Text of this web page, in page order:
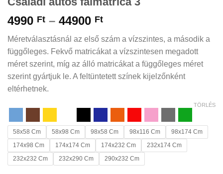
4990 Ft – 44900 FtÁrtartomány:
4990 Ft
-
44900 Ft
Méretválasztásnál az első szám a vízszintes, a második a
függőleges. Fekvő matricákat a vízszintesen megadott
méret szerint, míg az álló matricákat a függőleges méret
szerint gyártjuk le. A feltüntetett színek kijelzőnként
eltérhetnek.
58x58 Cm 58x98 Cm 98x58 Cm 98x116 Cm
98x174 Cm
174x98 Cm
174x174 Cm 174x232 Cm
232x174 Cm
232x232 Cm
232x290 Cm 290x232 Cm
TÖRLÉS